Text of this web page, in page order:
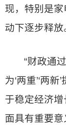
现，特别是
动下逐步释放
“财政通
为‘两重’‘两
于稳定经济
面具有重要意